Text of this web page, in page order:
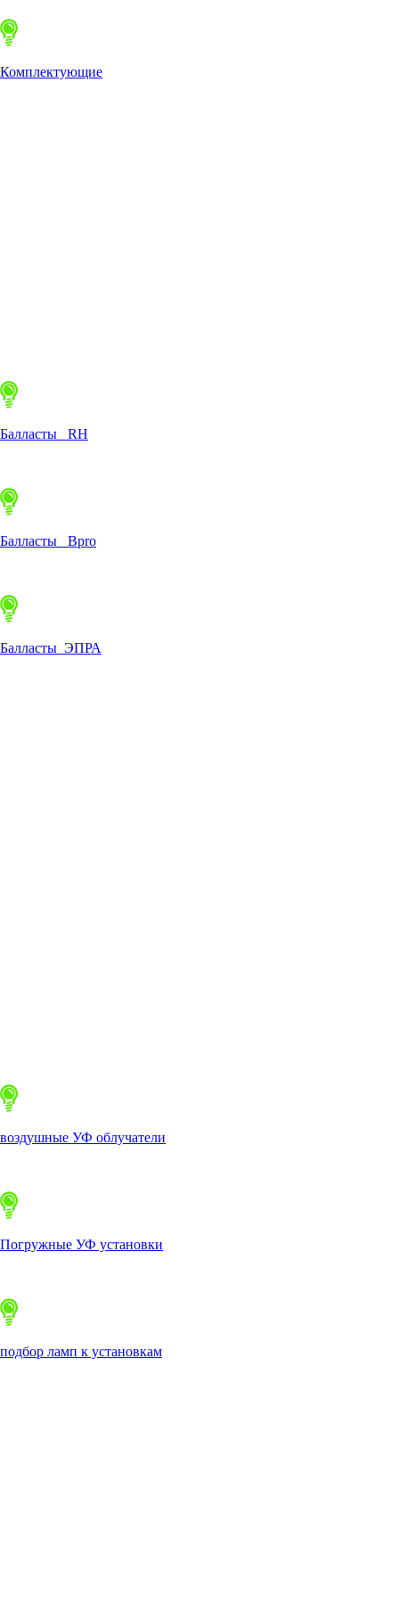
Комплектующие
Балласты RH
Балласты Bpro
Балласты ЭПРА
воздушные УФ облучатели
Погружные УФ установки
подбор ламп к установкам